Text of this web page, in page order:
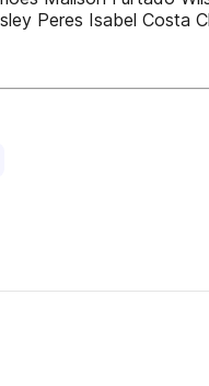
Peres Isabel Costa